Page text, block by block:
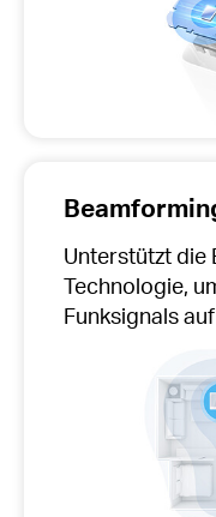
Unterstützt die
Technologie,
Funksignals